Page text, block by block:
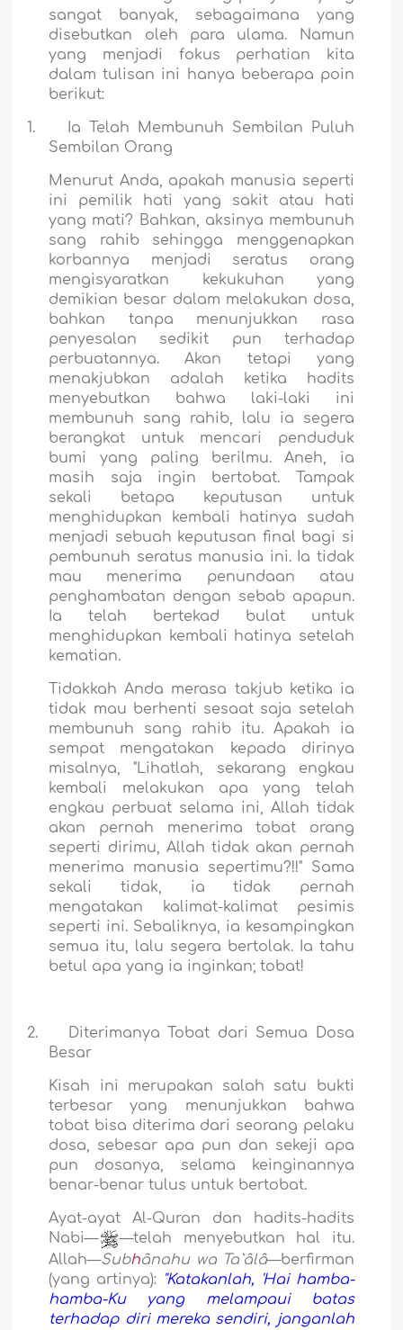
sangat banyak, sebagaimana yang
disebutkan oleh para ulama. Namun
yang menjadi fokus perhatian kita
dalam tulisan ini hanya beberapa poin
berikut:
1.
Ia Telah Membunuh Sembilan Puluh
Sembilan Orang
Menurut Anda, apakah manusia seperti
ini pemilik hati yang sakit atau hati
yang mati? Bahkan, aksinya membunuh
sang rahib sehingga menggenapkan
korbannya menjadi seratus orang
mengisyaratkan kekukuhan yang
demikian besar dalam melakukan dosa,
bahkan tanpa menunjukkan rasa
penyesalan sedikit pun terhadap
perbuatannya. Akan tetapi yang
menakjubkan adalah ketika hadits
menyebutkan bahwa laki-laki ini
membunuh sang rahib, lalu ia segera
berangkat untuk mencari penduduk
bumi yang paling berilmu. Aneh, ia
masih saja ingin bertobat. Tampak
sekali betapa keputusan untuk
menghidupkan kembali hatinya sudah
menjadi sebuah keputusan final bagi si
pembunuh seratus manusia ini. Ia tidak
mau menerima penundaan atau
penghambatan dengan sebab apapun.
Ia telah bertekad bulat untuk
menghidupkan kembali hatinya setelah
kematian.
Tidakkah Anda merasa takjub ketika ia
tidak mau berhenti sesaat saja setelah
membunuh sang rahib itu. Apakah ia
sempat mengatakan kepada dirinya
misalnya, "Lihatlah, sekarang engkau
kembali melakukan apa yang telah
engkau perbuat selama ini, Allah tidak
akan pernah menerima tobat orang
seperti dirimu, Allah tidak akan pernah
menerima manusia sepertimu?!!" Sama
sekali tidak, ia tidak pernah
mengatakan kalimat-kalimat pesimis
seperti ini. Sebaliknya, ia kesampingkan
semua itu, lalu segera bertolak. Ia tahu
betul apa yang ia inginkan; tobat!
2.
Diterimanya Tobat dari Semua Dosa
Besar
Kisah ini merupakan salah satu bukti
terbesar yang menunjukkan bahwa
tobat bisa diterima dari seorang pelaku
dosa, sebesar apa pun dan sekeji apa
pun dosanya, selama keinginannya
benar-benar tulus untuk bertobat.
Ayat-ayat Al-Quran dan hadits-hadits
Nabi—
—telah menyebutkan hal itu.
Allah—Subhânahu wa Ta`âlâ—berfirman
(yang artinya): "Katakanlah, 'Hai hamba-
hamba-Ku yang melampaui batas
terhadap diri mereka sendiri, janganlah